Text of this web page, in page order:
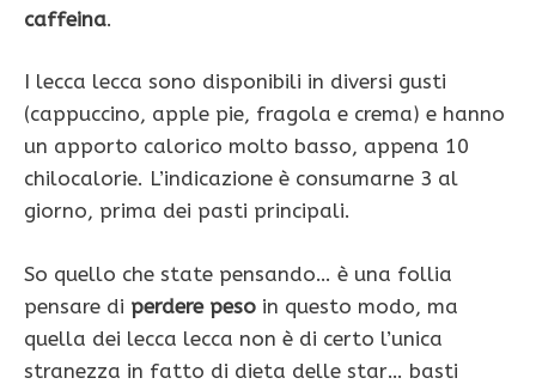
caffeina.
I lecca lecca sono disponibili in diversi gusti
(cappuccino, apple pie, fragola e crema) e hanno
un apporto calorico molto basso, appena 10
chilocalorie. L’indicazione è consumarne 3 al
giorno, prima dei pasti principali.
So quello che state pensando… è una follia
pensare di perdere peso in questo modo, ma
quella dei lecca lecca non è di certo l’unica
stranezza in fatto di dieta delle star… basti